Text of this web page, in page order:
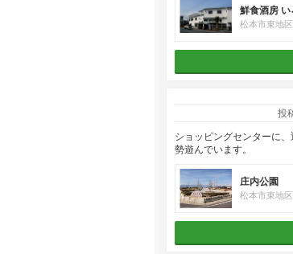
鮮食酒房 い
松本市東地区
投
ショッピングセンターに
勢遊んでいます。
庄内公園
松本市東地区